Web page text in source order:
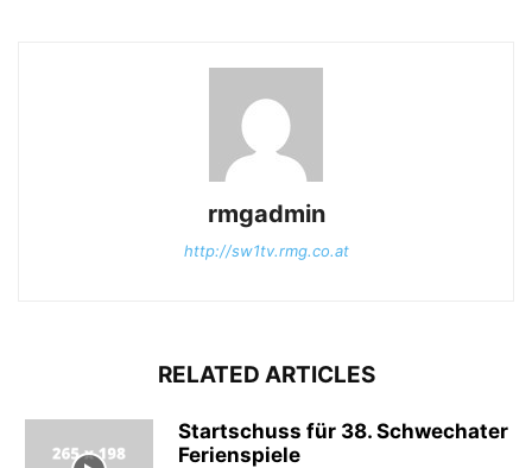
rmgadmin
http://sw1tv.rmg.co.at
RELATED ARTICLES
Startschuss für 38. Schwechater
Ferienspiele